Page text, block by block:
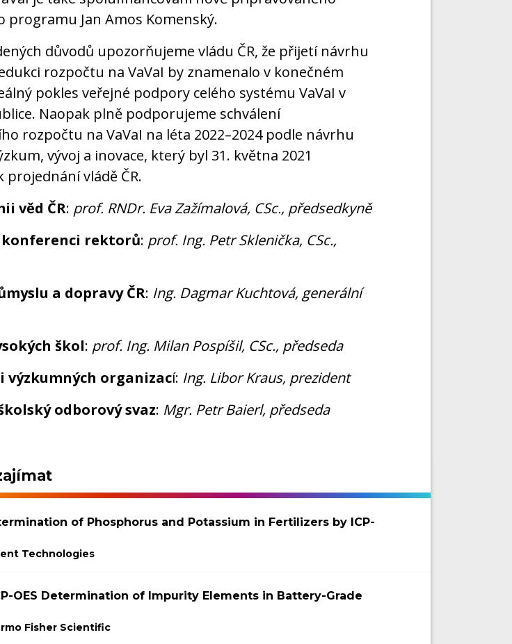
programu Jan Amos Komenský.
důvodů upozorňujeme vládu ČR, že přijetí návrhu
rozpočtu na VaVaI by znamenalo v konečném
pokles veřejné podpory celého systému VaVaI v
Naopak plně podporujeme schválení
rozpočtu na VaVaI na léta 2022–2024 podle návrhu
vývoj a inovace, který byl 31. května 2021
projednání vládě ČR.
věd ČR: prof. RNDr. Eva Zažímalová, CSc., předsedkyně
konferenci rektorů: prof. Ing. Petr Sklenička, CSc.,
a dopravy ČR: Ing. Dagmar Kuchtová, generální
škol: prof. Ing. Milan Pospíšil, CSc., předseda
výzkumných organizací: Ing. Libor Kraus, prezident
odborový svaz: Mgr. Petr Baierl, předseda
of Phosphorus and Potassium in Fertilizers by ICP-
Technologies
OES Determination of Impurity Elements in Battery-Grade
Fisher Scientific